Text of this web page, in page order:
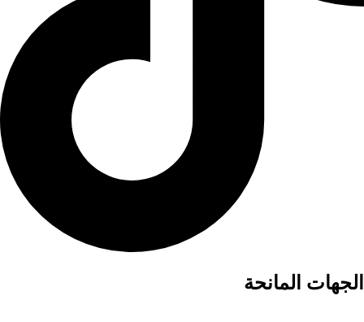
الجهات المانحة